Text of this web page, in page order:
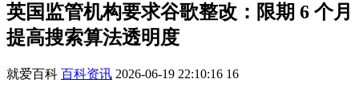
英国监管机构要求谷歌整改：限期 6 个月
提高搜索算法透明度
就爱百科 百科资讯 2026-06-19 22:10:16 16